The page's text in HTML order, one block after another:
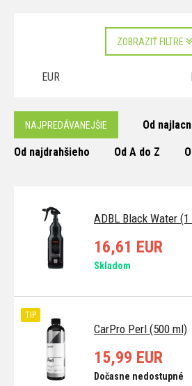
ZOBRAZIŤ FILTRE
EUR
NAJPREDÁVANEJŠIE Od
Od najdrahšieho Od A do Z
ADBL Black Water
16,61 EUR
Skladom
CarPro Perl (500 ml)
TIP
15,99 EUR
Dočasne nedostupné